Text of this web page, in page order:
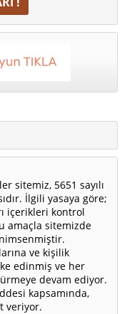
sitemiz, 5651 sayılı
İlgili yasaya göre;
içerikleri kontrol
amaçla sitemizde
ve kişilik
edinmiş ve her
devam ediyor.
kapsamında,
veriyor.